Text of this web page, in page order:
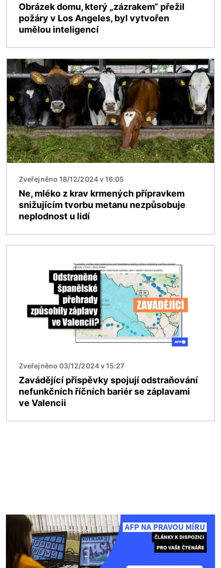
Obrázek domu, který „zázrakem“ přežil
požáry v Los Angeles, byl vytvořen
umělou inteligencí
Obrázek
Zveřejněno 18/12/2024 v 16:05
Ne, mléko z krav krmených přípravkem
snižujícím tvorbu metanu nezpůsobuje
neplodnost u lidí
Zveřejněno 03/12/2024 v 15:27
Zavádějící příspěvky spojují odstraňování
nefunkčních říčních bariér se záplavami
ve Valencii